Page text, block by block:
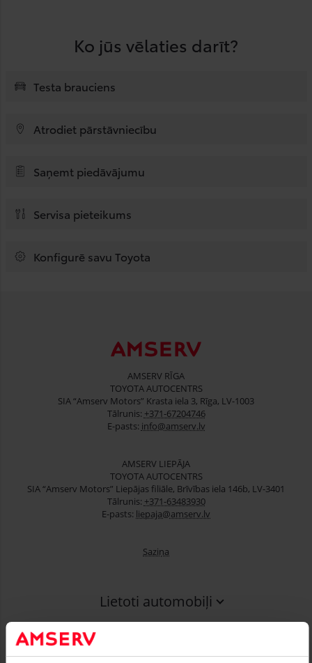
Ko jūs vēlaties darīt?
Testa brauciens
Atrodiet pārstāvniecību
Saņemt piedāvājumu
Servisa pieteikums
Konfigurē savu Toyota
AMSERV RĪGA
TOYOTA AUTOCENTRS
SIA “Amserv Motors” Krasta iela 3, Rīga, LV-1003
Tālrunis: +371-67204746
E-pasts: info@amserv.lv
AMSERV LIEPĀJA
TOYOTA AUTOCENTRS
SIA “Amserv Motors” Liepājas filiāle, Brīvības iela 146b, LV-3401
Tālrunis: +371-63483930
E-pasts: liepaja@amserv.lv
Saziņa
Lietoti automobiļi
Serviss